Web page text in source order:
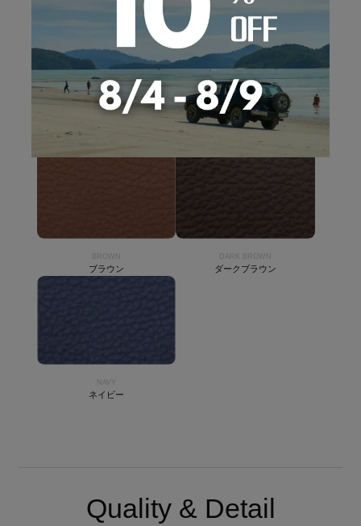
SNOWWHITE CAMEL
キャメル
BROWN
ブラウン
DARK BROWN
ダークブラウン
NAVY
ネイビー
Quality & Detail